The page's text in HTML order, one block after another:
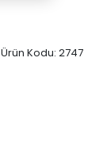
Ürün Kodu: 2747